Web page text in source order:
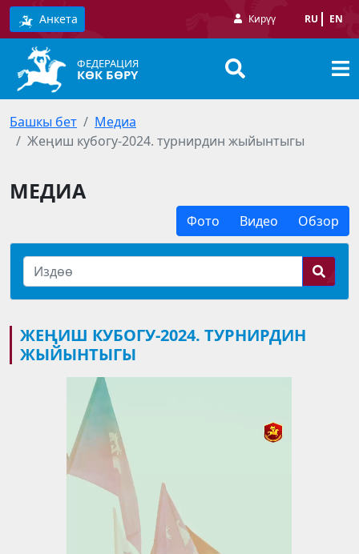
Анкета Кирүү RU EN
ФЕДЕРАЦИЯ
КӨК БӨРҮ
Башкы бет
Медиа
Жеңиш кубогу-2024. турнирдин жыйынтыгы
МЕДИА
Фото Видео Обзор
ЖЕҢИШ КУБОГУ-2024. ТУРНИРДИН
ЖЫЙЫНТЫГЫ